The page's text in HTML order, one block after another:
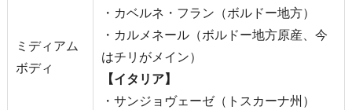
ミディアム
ボディ
・カベルネ・フラン（ボルドー地方）
・カルメネール（ボルドー地方原産、今
はチリがメイン）
【イタリア】
・サンジョヴェーゼ（トスカーナ州）